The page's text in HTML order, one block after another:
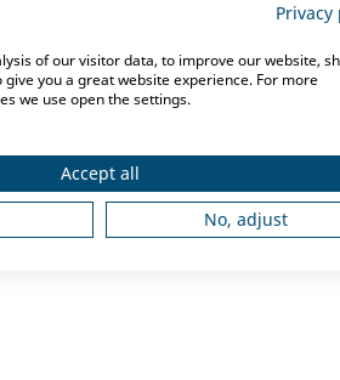
Dubbel Wandschap RVS
Het wandschap is ideaal voor het
roestvrij staal
muur te bevestigen
extra bergruimte
Privacy
of our visitor data, to improve our website,
you a great website experience. For more
we use open the settings.
Accept all
No, adjust